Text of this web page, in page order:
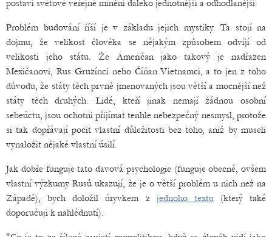
postaví světové veřejné mínění daleko jednotnější a odhodlanější.
Problém budování říší je v základu jejich mystiky. Ta stojí na
dojmu, že velikost člověka se nějakým způsobem odvíjí od
velikosti jeho státu. Že Američan jako takový je nadřazen
Mexičanovi, Rus Gruzínci nebo Číňan Vietnamci, a to jen z toho
důvodu, že státy těch prvně jmenovaných jsou větší a mocnější než
státy těch druhých. Lidé, kteří jinak nemají žádnou osobní
sebeúctu, jsou ochotni přijímat tenhle nebezpečný nesmysl, protože
si tak dopřávají pocit vlastní důležitosti bez toho, aniž by museli
vynaložit nějaké vlastní úsilí.
Jak dobře funguje tato davová psychologie (funguje obecně, ovšem
vlastní výzkumy Rusů ukazují, že je o větší problém u nich než na
Západě), bych doložil úryvkem z jednoho textu(který také
doporučuji k nahlédnutí).